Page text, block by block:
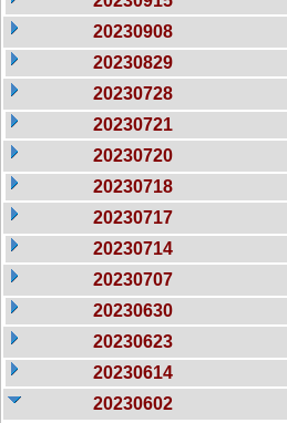
20230908
20230829
20230728
20230721
20230720
20230718
20230717
20230714
20230707
20230630
20230623
20230614
20230602